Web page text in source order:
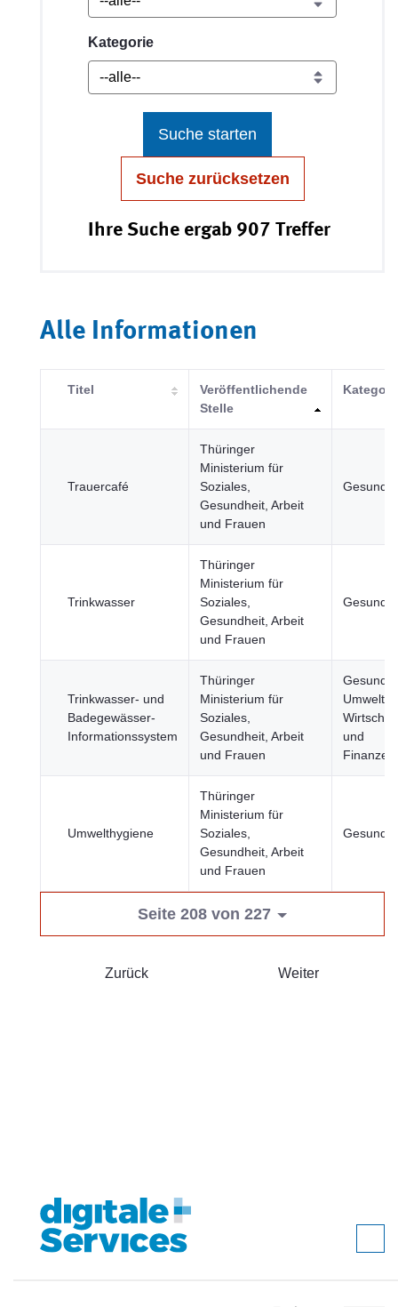
Kategorie
Suche starten
Suche zurücksetzen
Ihre Suche ergab 907 Treffer
Alle Informationen
Titel
Veröffentlichende
Stelle
Trauercafé
Thüringer
Ministerium für
Soziales,
Gesundheit, Arbeit
und Frauen
Trinkwasser
Thüringer
Ministerium für
Soziales,
Gesundheit, Arbeit
und Frauen
Trinkwasser- und
Badegewässer-
Informationssystem
Thüringer
Ministerium für
Soziales,
Gesundheit, Arbeit
und Frauen
Umwelt,
Wirtschaft
und
Finanzen
Umwelthygiene
Thüringer
Ministerium für
Soziales,
Gesundheit, Arbeit
und Frauen
Seite 208 von 227
Zurück Weiter